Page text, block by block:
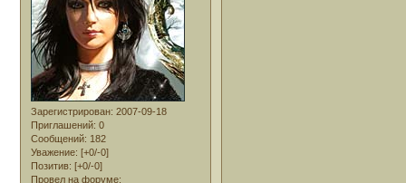
Зарегистрирован: 2007-09-18
Приглашений: 0
Сообщений: 182
Уважение: [+0/-0]
Позитив: [+0/-0]
Провел на форуме: